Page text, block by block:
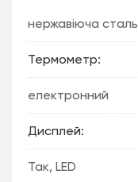
нержавіюча сталь
Термометр
електронний
Дисплей
Так, LED